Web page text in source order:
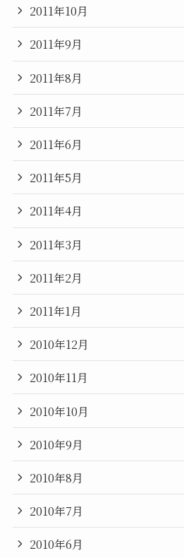
2011年10月
2011年9月
2011年8月
2011年7月
2011年6月
2011年5月
2011年4月
2011年3月
2011年2月
2011年1月
2010年12月
2010年11月
2010年10月
2010年9月
2010年8月
2010年7月
2010年6月